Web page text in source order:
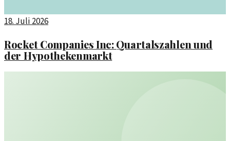
18. Juli 2026
Rocket Companies Inc: Quartalszahlen und
der Hypothekenmarkt